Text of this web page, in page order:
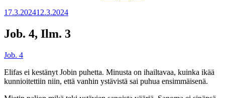
Julkaistu
17.3.202412.3.2024
Job. 4, Ilm. 3
Job. 4
Elifas ei kestänyt Jobin puhetta. Minusta on ihailtavaa, kuinka ikää
kunnioitettiin niin, että vanhin ystävistä sai puhua ensimmäisenä.